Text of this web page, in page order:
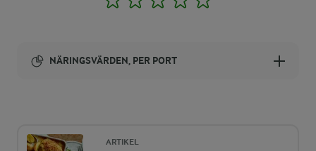
NÄRINGSVÄRDEN, PER PORT
ARTIKEL